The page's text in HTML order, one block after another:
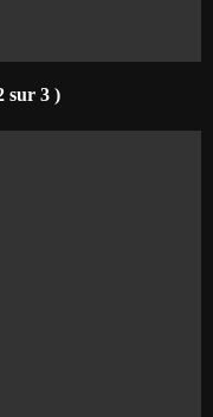
sur 3 )